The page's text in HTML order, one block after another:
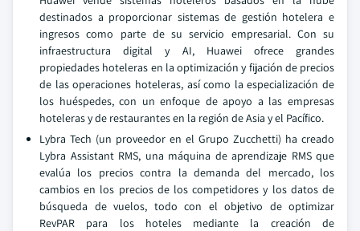
destinados a proporcionar sistemas de gestión hotelera e
ingresos como parte de su servicio empresarial. Con su
infraestructura digital y AI, Huawei ofrece grandes
propiedades hoteleras en la optimización y fijación de precios
de las operaciones hoteleras, así como la especialización de
los huéspedes, con un enfoque de apoyo a las empresas
hoteleras y de restaurantes en la región de Asia y el Pacífico.
Lybra Tech (un proveedor en el Grupo Zucchetti) ha creado
Lybra Assistant RMS, una máquina de aprendizaje RMS que
evalúa los precios contra la demanda del mercado, los
cambios en los precios de los competidores y los datos de
búsqueda de vuelos, todo con el objetivo de optimizar
RevPAR para los hoteles mediante la creación de